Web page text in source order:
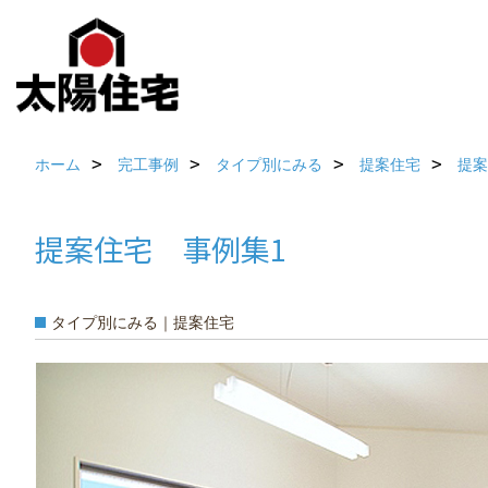
ホーム 完工事例 タイプ別にみる 提案住宅 提
提案住宅 事例集1
タイプ別にみる｜提案住宅